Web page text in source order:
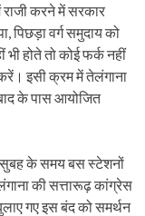
करने में सरकार
पिछड़ा वर्ग समुदाय को
होते तो कोई फर्क नहीं
इसी क्रम में तेलंगाना
के पास आयोजित
सुबह के समय बस स्टेशनों
की सत्तारूढ़ कांग्रेस
बुलाए गए इस बंद को समर्थन